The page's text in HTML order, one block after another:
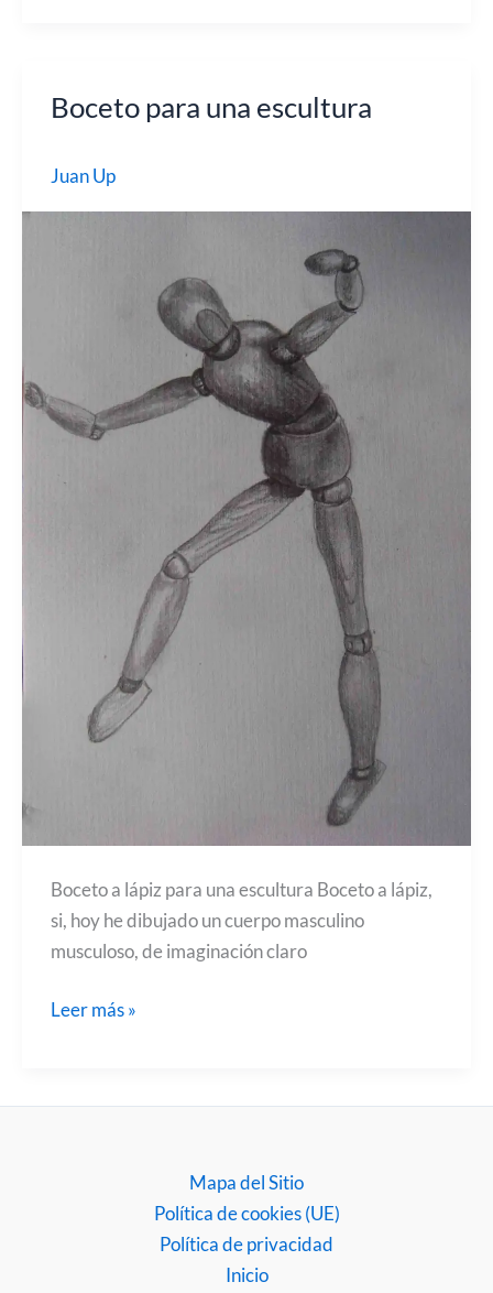
Boceto para una escultura
Juan Up
Boceto a lápiz para una escultura Boceto a lápiz,
si, hoy he dibujado un cuerpo masculino
musculoso, de imaginación claro
Boceto
escultura
Leer más »
Mapa del Sitio
Política de cookies (UE)
Política de privacidad
Inicio